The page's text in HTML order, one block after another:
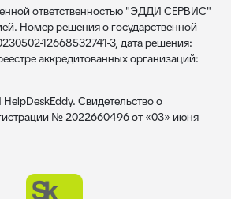
ответственностью "ЭДДИ СЕРВИС"
Номер решения о государственной
12668532741-3, дата решения:
аккредитованных организаций:
Свидетельство о
№ 2022660496 от «03» июня